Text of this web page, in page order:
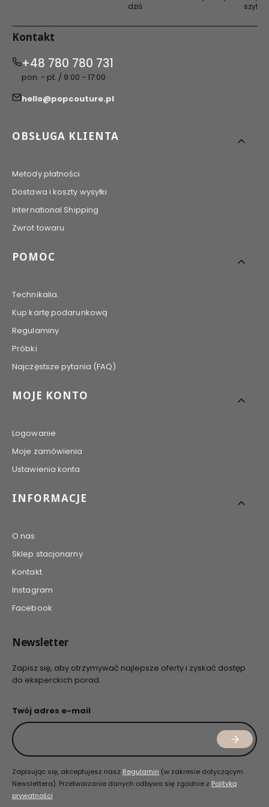
dziś
Kontakt
+48 780 780 731
pon. - pt. / 9:00 - 17:00
hello@popcouture.pl
Linki w stopce
OBSŁUGA KLIENTA
Metody płatności
Dostawa i koszty wysyłki
International Shipping
Zwrot towaru
POMOC
Technikalia.
Kup kartę podarunkową
Regulaminy
Próbki
Najczęstsze pytania (FAQ)
MOJE KONTO
Logowanie
Moje zamówienia
Ustawienia konta
INFORMACJE
O nas
Sklep stacjonarny
Kontakt
Instagram
Facebook
Newsletter
Zapisz się, aby otrzymywać najlepsze oferty i zyskać dostęp
do eksperckich porad.
Twój adres e-mail
Zapisując się, akceptujesz nasz Regulamin (w zakresie dotyczącym
Newslettera). Przetwarzanie danych odbywa się zgodnie z Polityką
prywatności.